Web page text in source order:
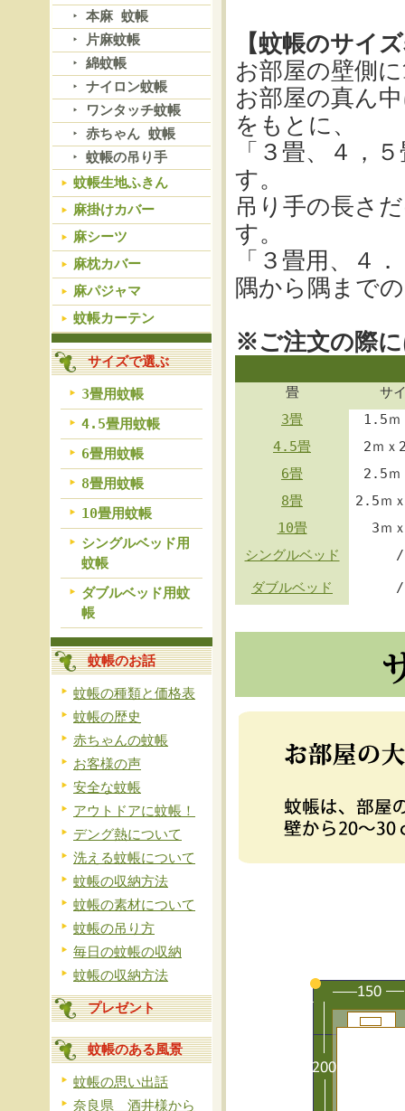
本麻 蚊帳
片麻蚊帳
綿蚊帳
ナイロン蚊帳
ワンタッチ蚊帳
赤ちゃん 蚊帳
蚊帳の吊り手
蚊帳生地ふきん
麻掛けカバー
麻シーツ
麻枕カバー
麻パジャマ
蚊帳カーテン
サイズで選ぶ
3畳用蚊帳
4.5畳用蚊帳
6畳用蚊帳
8畳用蚊帳
10畳用蚊帳
シングルベッド用
蚊帳
ダブルベッド用蚊
帳
蚊帳のお話
蚊帳の種類と価格表
蚊帳の歴史
赤ちゃんの蚊帳
お客様の声
安全な蚊帳
アウトドアに蚊帳！
デング熱について
洗える蚊帳について
蚊帳の収納方法
蚊帳の素材について
蚊帳の吊り方
毎日の蚊帳の収納
蚊帳の収納方法
プレゼント
蚊帳のある風景
蚊帳の思い出話
奈良県 酒井様から
【蚊帳のサイ
お部屋の壁側
お部屋の真ん
をもとに、
「３畳、４，
す。
吊り手の長さ
す。
「３畳用、４
隅から隅まで
※ご注文の際
畳
サ
3畳
1.5ｍ
4.5畳
2ｍｘ
6畳
2.5ｍ
8畳
2.5ｍ
10畳
3ｍ
シングルベッド
/
ダブルベッド
/